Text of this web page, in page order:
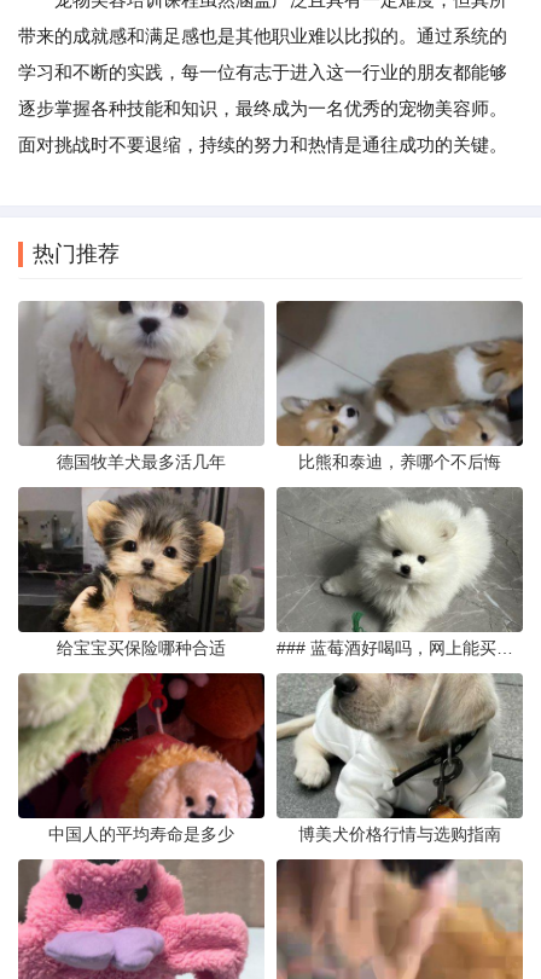
带来的成就感和满足感也是其他职业难以比拟的。通过系统的
学习和不断的实践，每一位有志于进入这一行业的朋友都能够
逐步掌握各种技能和知识，最终成为一名优秀的宠物美容师。
面对挑战时不要退缩，持续的努力和热情是通往成功的关键。
热门推荐
德国牧羊犬最多活几年 比熊和泰迪，养哪个不后悔
给宝宝买保险哪种合适
中国人的平均寿命是多少 博美犬价格行情与选购指南